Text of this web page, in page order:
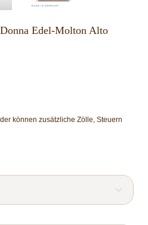
Edel-Molton Alto
können zusätzliche Zölle, Steuern
